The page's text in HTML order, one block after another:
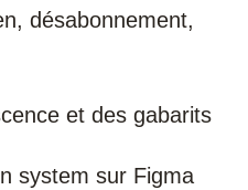
désabonnement,
et des gabarits
system sur Figma